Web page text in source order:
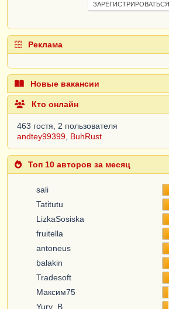
ЗАРЕГИСТРИРОВАТЬСЯ
Реклама
Новые вакансии
Кто онлайн
463 гостя, 2 пользователя
andtey99399, BuhRust
Топ 10 авторов за месяц
sali
Tatitutu
LizkaSosiska
fruitella
antoneus
balakin
Tradesoft
Максим75
Yury_B